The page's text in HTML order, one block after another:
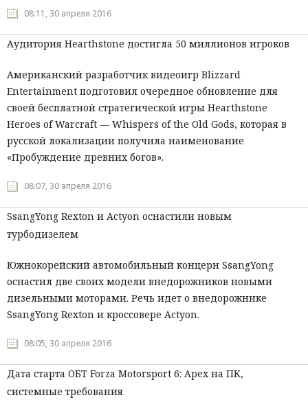
08:11, 30 апреля 2016
Аудитория Hearthstone достигла 50 миллионов игроков
Американский разработчик видеоигр Blizzard
Entertainment подготовил очередное обновление для
своей бесплатной стратегической игры Hearthstone
Heroes of Warcraft — Whispers of the Old Gods, которая в
русской локализации получила наименование
«Пробуждение древних богов».
08:07, 30 апреля 2016
SsangYong Rexton и Actyon оснастили новым
турбодизелем
Южнокорейский автомобильный концерн SsangYong
оснастил две своих модели внедорожников новыми
дизельными моторами. Речь идет о внедорожнике
SsangYong Rexton и кроссовере Actyon.
08:05, 30 апреля 2016
Дата старта ОБТ Forza Motorsport 6: Apex на ПК,
системные требования